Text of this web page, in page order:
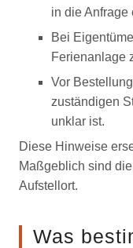
in die Anfrage
Bei
Ferienanlage
Vor
zuständigen
unklar ist.
Diese Hinweise
Maßgeblich sind
Aufstellort.
Was